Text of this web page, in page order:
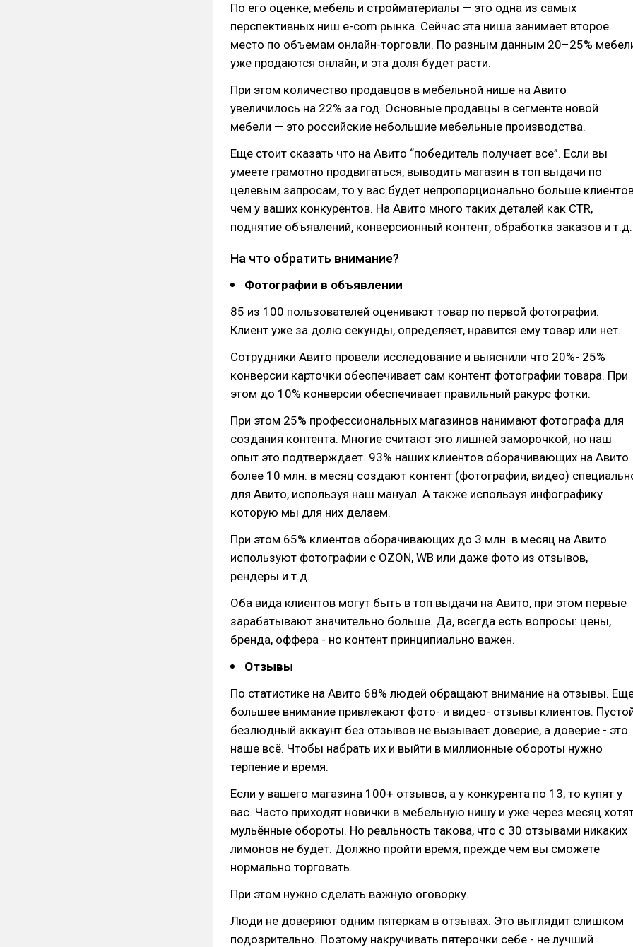
По его оценке, мебель и стройматериалы — это одна из самых
перспективных ниш e-com рынка. Сейчас эта ниша занимает второе
место по объемам онлайн-торговли. По разным данным 20–25%
уже продаются онлайн, и эта доля будет расти.
При этом количество продавцов в мебельной нише на Авито
увеличилось на 22% за год. Основные продавцы в сегменте новой
мебели — это российские небольшие мебельные производства.
Еще стоит сказать что на Авито “победитель получает все”. Если вы
умеете грамотно продвигаться, выводить магазин в топ выдачи по
целевым запросам, то у вас будет непропорционально больше
чем у ваших конкурентов. На Авито много таких деталей как СTR,
поднятие объявлений, конверсионный контент, обработка заказов и т.д.
На что обратить внимание?
Фотографии в объявлении
85 из 100 пользователей оценивают товар по первой фотографии.
Клиент уже за долю секунды, определяет, нравится ему товар или нет.
Сотрудники Авито провели исследование и выяснили что 20%- 25%
конверсии карточки обеспечивает сам контент фотографии товара. При
этом до 10% конверсии обеспечивает правильный ракурс фотки.
При этом 25% профессиональных магазинов нанимают фотографа для
создания контента. Многие считают это лишней заморочкой, но наш
опыт это подтверждает. 93% наших клиентов оборачивающих на Авито
более 10 млн. в месяц создают контент (фотографии, видео)
для Авито, используя наш мануал. А также используя инфографику
которую мы для них делаем.
При этом 65% клиентов оборачивающих до 3 млн. в месяц на Авито
используют фотографии с OZON, WB или даже фото из отзывов,
рендеры и т.д.
Оба вида клиентов могут быть в топ выдачи на Авито, при этом первые
зарабатывают значительно больше. Да, всегда есть вопросы: цены,
бренда, оффера - но контент принципиально важен.
Отзывы
По статистике на Авито 68% людей обращают внимание на отзывы.
большее внимание привлекают фото- и видео- отзывы клиентов.
безлюдный аккаунт без отзывов не вызывает доверие, а доверие - это
наше всё. Чтобы набрать их и выйти в миллионные обороты нужно
терпение и время.
Если у вашего магазина 100+ отзывов, а у конкурента по 13, то купят у
вас. Часто приходят новички в мебельную нишу и уже через месяц
мульённые обороты. Но реальность такова, что с 30 отзывами никаких
лимонов не будет. Должно пройти время, прежде чем вы сможете
нормально торговать.
При этом нужно сделать важную оговорку.
Люди не доверяют одним пятеркам в отзывах. Это выглядит слишком
подозрительно. Поэтому накручивать пятерочки себе - не лучший